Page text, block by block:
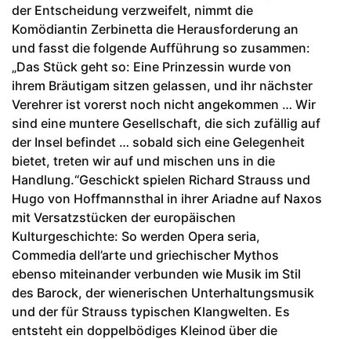
der Entscheidung verzweifelt, nimmt die
Komödiantin Zerbinetta die Herausforderung an
und fasst die folgende Aufführung so zusammen:
„Das Stück geht so: Eine Prinzessin wurde von
ihrem Bräutigam sitzen gelassen, und ihr nächster
Verehrer ist vorerst noch nicht angekommen … Wir
sind eine muntere Gesellschaft, die sich zufällig auf
der Insel befindet … sobald sich eine Gelegenheit
bietet, treten wir auf und mischen uns in die
Handlung.“Geschickt spielen Richard Strauss und
Hugo von Hoffmannsthal in ihrer Ariadne auf Naxos
mit Versatzstücken der europäischen
Kulturgeschichte: So werden Opera seria,
Commedia dell’arte und griechischer Mythos
ebenso miteinander verbunden wie Musik im Stil
des Barock, der wienerischen Unterhaltungsmusik
und der für Strauss typischen Klangwelten. Es
entsteht ein doppelbödiges Kleinod über die